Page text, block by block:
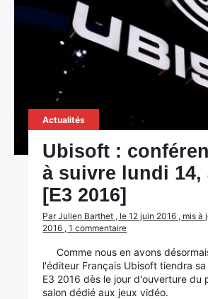
Actualités
Ubisoft :
à suivre lundi 14,
[E3 2016]
Par Julien Barthet , le 12 juin 2016 , mis à
2016 , 1 commentaire
Comme nous en avons
l'éditeur Français Ubisoft tiendra
E3 2016 dès le jour d'ouverture du
salon dédié aux jeux vidéo.